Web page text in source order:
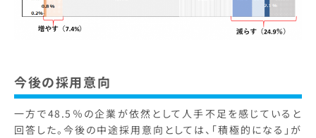
今後の採用意向
一方で48.5％の企業が依然として人手不足を感じていると
回答した。今後の中途採用意向としては、「積極的になる」が